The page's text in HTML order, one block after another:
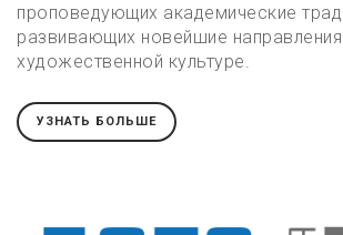
проповедующих академические
развивающих новейшие
художественной культуре.
УЗНАТЬ БОЛЬШЕ